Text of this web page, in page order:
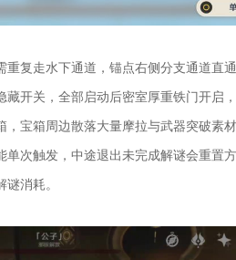
复走水下通道，锚点右侧分支通道直
开关，全部启动后密室厚重铁门开启
宝箱周边散落大量摩拉与武器突破素
次触发，中途退出未完成解谜会重置
消耗。